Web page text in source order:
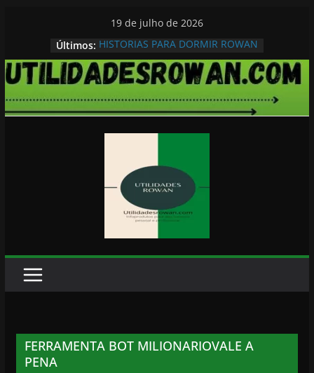
conteúdo
19 de julho de 2026
Últimos: HISTORIAS PARA DORMIR ROWAN
FERRAMENTA BOT MILIONARIOVALE A
PENA